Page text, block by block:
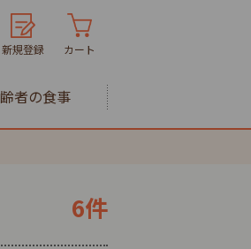
新規登録 カート
者の食事
6件